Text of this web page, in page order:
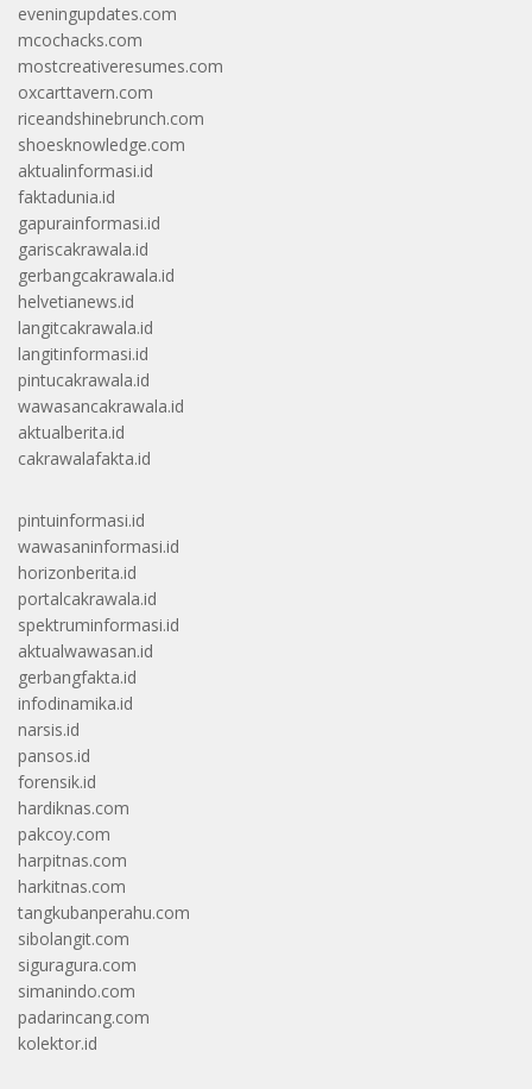
eveningupdates.com
mcochacks.com
mostcreativeresumes.com
oxcarttavern.com
riceandshinebrunch.com
shoesknowledge.com
aktualinformasi.id
faktadunia.id
gapurainformasi.id
gariscakrawala.id
gerbangcakrawala.id
helvetianews.id
langitcakrawala.id
langitinformasi.id
pintucakrawala.id
wawasancakrawala.id
aktualberita.id
cakrawalafakta.id
pintuinformasi.id
wawasaninformasi.id
horizonberita.id
portalcakrawala.id
spektruminformasi.id
aktualwawasan.id
gerbangfakta.id
infodinamika.id
narsis.id
pansos.id
forensik.id
hardiknas.com
pakcoy.com
harpitnas.com
harkitnas.com
tangkubanperahu.com
sibolangit.com
siguragura.com
simanindo.com
padarincang.com
kolektor.id